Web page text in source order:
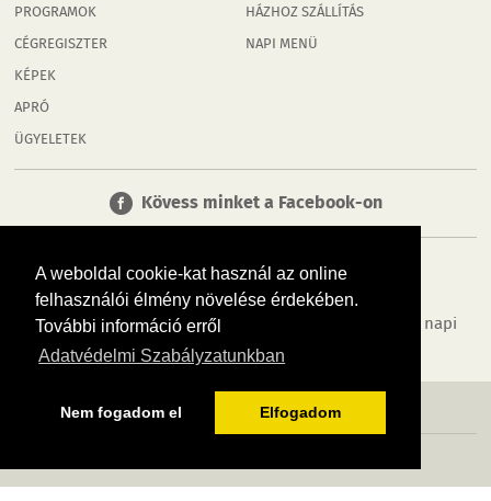
A weboldal cookie-kat használ az online
felhasználói élmény növelése érdekében.
További információ erről
Adatvédelmi Szabályzatunkban
Nem fogadom el Elfogadom
PROGRAMOK
CÉGREGISZTER
KÉPEK
APRÓ
ÜGYELETEK
HÁZHOZ SZÁLLÍTÁS
NAPI MENÜ
Kövess minket a Facebook-on
Tudj meg többet városodról! Hírek, programok, képek, napi
menü, cégek…. és minden, ami Rábaköz
MÉDIAAJÁNLÓ ADATVÉDELEM IMPRESSZUM RÓLUNK